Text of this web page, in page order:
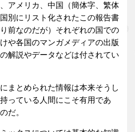
アメリカ、中国（簡体字、繁体
別にリスト化されたこの報告書
前なのだが）それぞれの国での
や各国のマンガメディアの出版
解説やデータなどは付されてい
まとめられた情報は本来そうし
っている人間にこそ有用であ
だ。